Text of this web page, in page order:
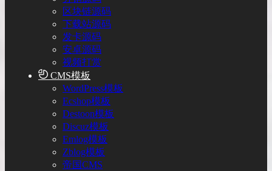
区块链源码
下载站源码
发卡源码
安卓源码
视频打赏
CMS模板
WordPress模板
Ecshop模板
Destoon模板
Discuz模板
Emlog模板
Zblog模板
帝国CMS